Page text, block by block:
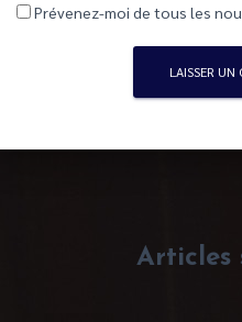
Prévenez-moi de tous les
Articles